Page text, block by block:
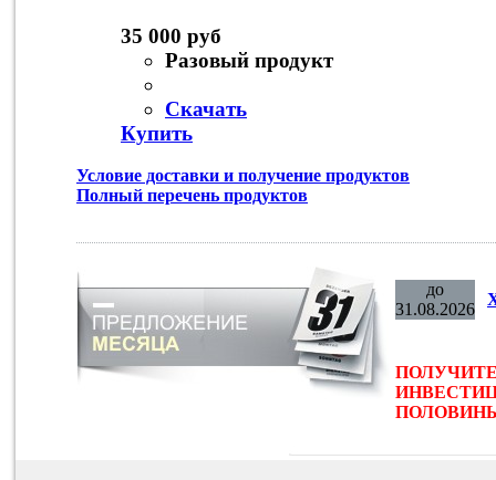
35 000 руб
Разовый продукт
Скачать
Купить
Условие доставки и получение продуктов
Полный перечень продуктов
до
31.08.2026
ПОЛОВИНЫ